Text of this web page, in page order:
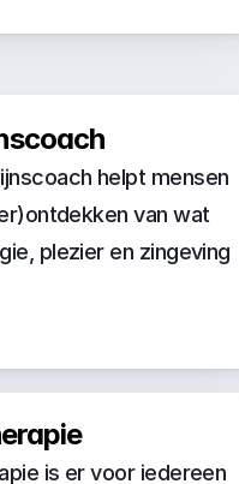
helpt mensen
van wat
plezier en zingeving
is er voor iedereen